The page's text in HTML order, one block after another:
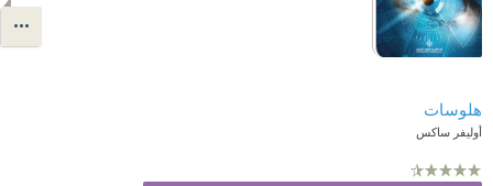
هلوسات
أوليفر ساكس